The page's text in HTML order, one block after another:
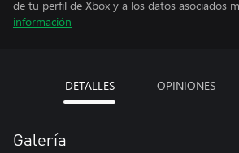
de tu perfil de Xbox y a los datos asociados
información
DETALLES OPINIONES
Galería